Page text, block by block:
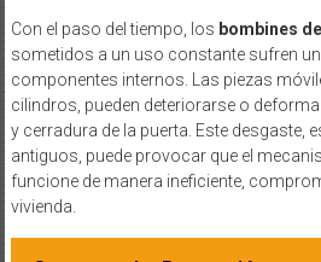
Con el paso del tiempo, los bombines
sometidos a un uso constante sufren
componentes internos. Las piezas
cilindros, pueden deteriorarse o
y cerradura de la puerta. Este desgaste,
antiguos, puede provocar que el
funcione de manera ineficiente,
vivienda.